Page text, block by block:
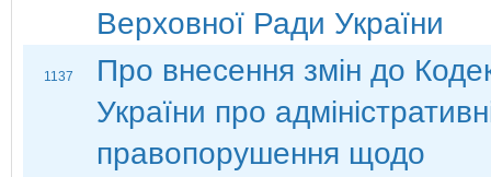
Верховної Ради України
1137
Про внесення змін до
України про
правопорушення щодо